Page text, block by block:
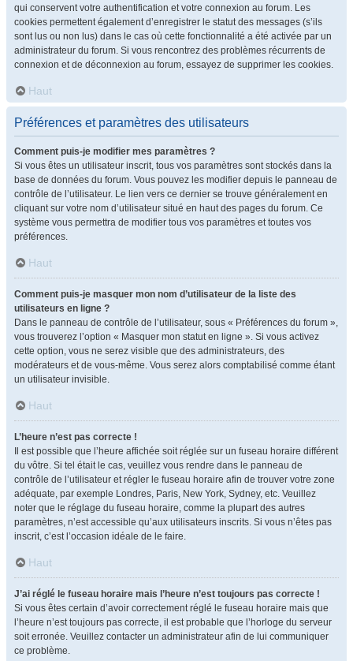
qui conservent votre authentification et votre connexion au forum. Les
cookies permettent également d’enregistrer le statut des messages (s’ils
sont lus ou non lus) dans le cas où cette fonctionnalité a été activée par un
administrateur du forum. Si vous rencontrez des problèmes récurrents de
connexion et de déconnexion au forum, essayez de supprimer les cookies.
Haut
Préférences et paramètres des utilisateurs
Comment puis-je modifier mes paramètres ?
Si vous êtes un utilisateur inscrit, tous vos paramètres sont stockés dans la
base de données du forum. Vous pouvez les modifier depuis le panneau de
contrôle de l’utilisateur. Le lien vers ce dernier se trouve généralement en
cliquant sur votre nom d’utilisateur situé en haut des pages du forum. Ce
système vous permettra de modifier tous vos paramètres et toutes vos
préférences.
Haut
Comment puis-je masquer mon nom d’utilisateur de la liste des
utilisateurs en ligne ?
Dans le panneau de contrôle de l’utilisateur, sous « Préférences du forum »,
vous trouverez l’option « Masquer mon statut en ligne ». Si vous activez
cette option, vous ne serez visible que des administrateurs, des
modérateurs et de vous-même. Vous serez alors comptabilisé comme étant
un utilisateur invisible.
Haut
L’heure n’est pas correcte !
Il est possible que l’heure affichée soit réglée sur un fuseau horaire différent
du vôtre. Si tel était le cas, veuillez vous rendre dans le panneau de
contrôle de l’utilisateur et régler le fuseau horaire afin de trouver votre zone
adéquate, par exemple Londres, Paris, New York, Sydney, etc. Veuillez
noter que le réglage du fuseau horaire, comme la plupart des autres
paramètres, n’est accessible qu’aux utilisateurs inscrits. Si vous n’êtes pas
inscrit, c’est l’occasion idéale de le faire.
Haut
J’ai réglé le fuseau horaire mais l’heure n’est toujours pas correcte !
Si vous êtes certain d’avoir correctement réglé le fuseau horaire mais que
l’heure n’est toujours pas correcte, il est probable que l’horloge du serveur
soit erronée. Veuillez contacter un administrateur afin de lui communiquer
ce problème.